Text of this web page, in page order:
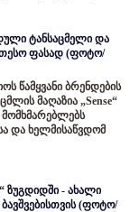
ტანსაცმელი და
ფასად (ფოტო/
წამყვანი ბრენდების
მაღაზია „Sense“
და ხელმისაწვდომ
ზუგდიდში - ახალი
(ფოტო/